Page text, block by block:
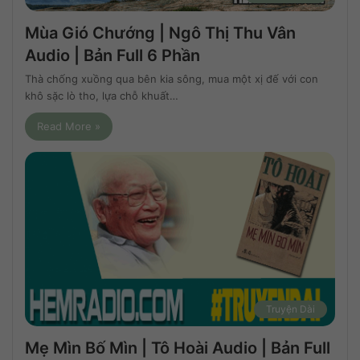
Mùa Gió Chướng | Ngô Thị Thu Vân
Audio | Bản Full 6 Phần
Thà chống xuồng qua bên kia sông, mua một xị đế với con
khô sặc lò tho, lựa chỗ khuất…
Read More »
Truyện Dài
Mẹ Mìn Bố Mìn | Tô Hoài Audio | Bản Full